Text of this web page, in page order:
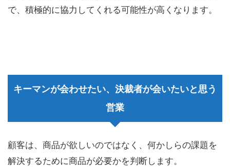
で、積極的に協力してくれる可能性が高くなります。
キーマンが会わせたい、決裁者が会いたいと思う
営業
顧客は、商品が欲しいのではなく、何かしらの課題を
解決するために商品が必要かを判断します。